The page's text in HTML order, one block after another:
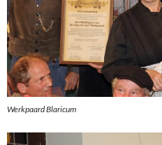
Werkpaard Blaricum